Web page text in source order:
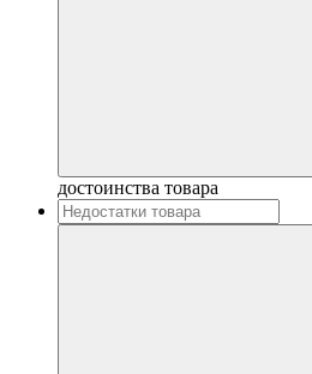
достоинства товара